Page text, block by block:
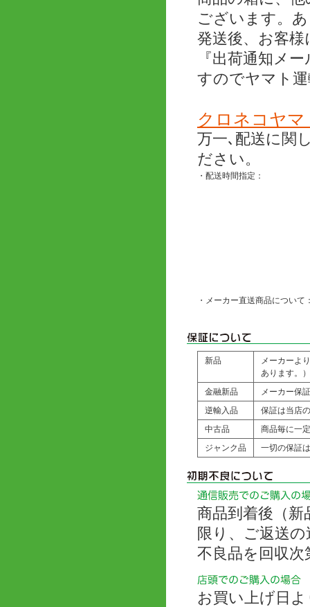
ございます。
発送後、お客
『出荷通知メ
すのでヤマト
クロネコヤ
万一､配送に関
ださい。
・配送時間指定：
・メーカー直送商品について
新品
メーカーよ
あります。）
金融新品
メーカー保
逆輸入品
保証は当店
中古品
商品毎に一
ジャンク品
一切の保証
商品到着後（新
限り、ご返送
不良品を回収
お買い上げ日